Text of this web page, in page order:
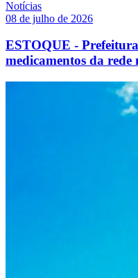
Notícias
08 de julho de 2026
ESTOQUE -
medicamentos da